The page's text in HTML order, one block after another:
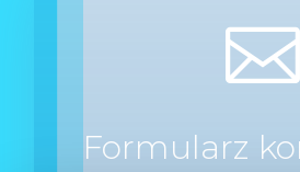

Formularz